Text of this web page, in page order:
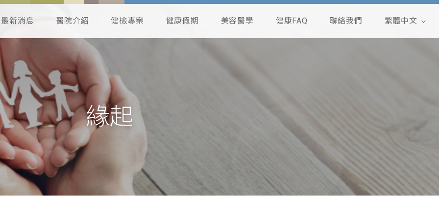
最新消息 醫院介紹 健檢專案 健康假期 美容醫學 健康FAQ 聯絡我們 繁體中文
緣起